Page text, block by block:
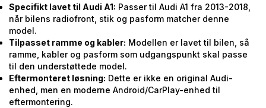
Specifikt lavet til Audi A1: Passer til Audi A1 fra 2013-2018,
når bilens radiofront, stik og pasform matcher denne
model.
Tilpasset ramme og kabler: Modellen er lavet til bilen, så
ramme, kabler og pasform som udgangspunkt skal passe
til den understøttede model.
Eftermonteret løsning: Dette er ikke en original Audi-
enhed, men en moderne Android/CarPlay-enhed til
eftermontering.